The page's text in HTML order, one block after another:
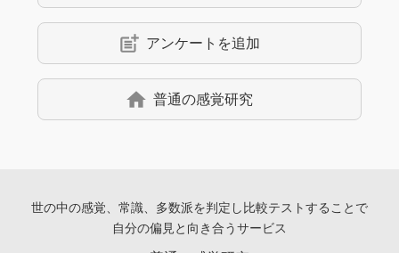
post_add アンケートを追加
home 普通の感覚研究
世の中の感覚、常識、多数派を判定し 比較テストすることで
自分の偏見と向き合うサービス